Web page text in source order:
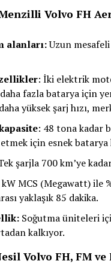
Volvo FH
alanları:Uzun
: İki elektrik
fazla batarya için
yüksek şarj hızı,
: 48 tona kadar
için esnek
şarjla 700 km’ye
MCS (Megawatt) ile
yaklaşık 85 dakika.
Soğutma üniteleri
kalkıyor.
Volvo FH, FM